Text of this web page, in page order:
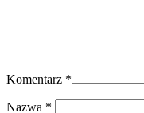
Komentarz *
Nazwa *